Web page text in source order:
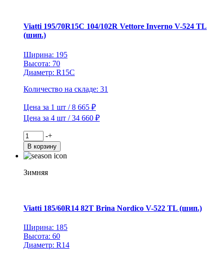
522
TL
(шип.)
Viatti 195/70R15C 104/102R Vettore Inverno V-524 TL
(шип.)
Ширина: 195
Высота: 70
Диаметр: R15C
Количество на складе: 31
Цена за 1 шт / 8 665 ₽
Цена за 4 шт / 34 660 ₽
Количество
товара
Viatti
195/70R15C
104/102R
524
TL
(шип.)
-+
В корзину
Зимняя
Viatti 185/60R14 82T Brina Nordico V-522 TL (шип.)
Ширина: 185
Высота: 60
Диаметр: R14